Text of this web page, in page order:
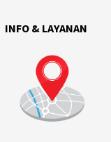
INFO & LAYANAN